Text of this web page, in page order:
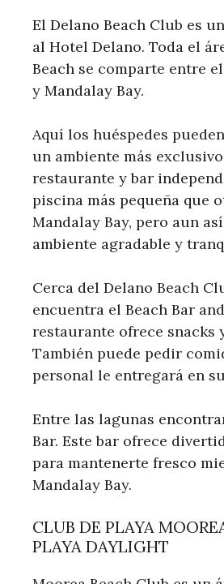
El Delano Beach Club es
al Hotel Delano. Toda el
Beach se comparte entre
y Mandalay Bay.
Aquí los huéspedes
un ambiente más
restaurante y bar
piscina más pequeña que
Mandalay Bay, pero aun
ambiente agradable y
Cerca del Delano Beach
encuentra el Beach Bar
restaurante ofrece snacks
También puede pedir
personal le entregará en
Entre las lagunas
Bar. Este bar ofrece
para mantenerte fresco
Mandalay Bay.
CLUB DE PLAYA
PLAYA DAYLIGHT